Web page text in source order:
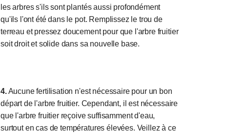
les arbres s'ils sont plantés aussi profondément
qu'ils l'ont été dans le pot. Remplissez le trou de
terreau et pressez doucement pour que l'arbre fruitier
soit droit et solide dans sa nouvelle base.
4.Aucune fertilisation n'est nécessaire pour un bon
départ de l'arbre fruitier. Cependant, il est nécessaire
que l'arbre fruitier reçoive suffisamment d'eau,
surtout en cas de températures élevées. Veillez à ce